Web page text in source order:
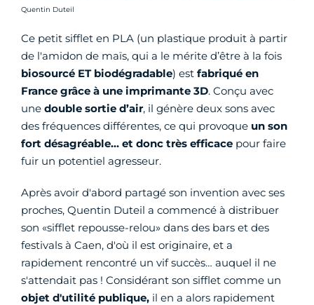
Crédit photo :
Quentin Duteil
Ce petit sifflet en PLA (un plastique produit à partir
de l'amidon de maïs, qui a le mérite d’être à la fois
biosourcé ET biodégradable) est fabriqué en
France grâce à une imprimante 3D. Conçu avec
une double sortie d’air, il génère deux sons avec
des fréquences différentes, ce qui provoque un son
fort désagréable… et donc très efficace pour faire
fuir un potentiel agresseur.
Après avoir d'abord partagé son invention avec ses
proches, Quentin Duteil a commencé à distribuer
son «sifflet repousse-relou» dans des bars et des
festivals à Caen, d'où il est originaire, et a
rapidement rencontré un vif succès… auquel il ne
s'attendait pas ! Considérant son sifflet comme un
objet d'utilité publique, il en a alors rapidement